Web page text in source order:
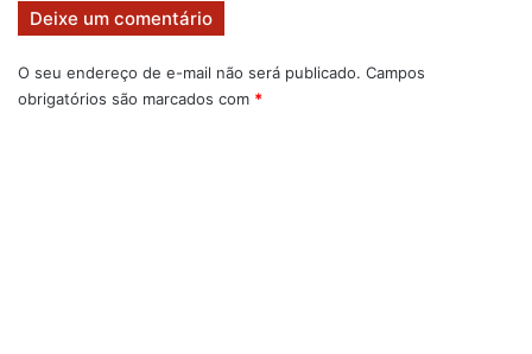
Deixe um comentário
O seu endereço de e-mail não será publicado. Campos
obrigatórios são marcados com *